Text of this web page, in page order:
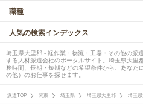
職種
人気の検索インデックス
埼玉県大里郡 - 軽作業・物流・工場・その他の派
する人材派遣会社のポータルサイト。埼玉県大里
務時間、長期・短期などの希望条件から、あなた
の他）のお仕事を探せます。
派遣TOP 関東 埼玉県 埼玉県大里郡 埼玉